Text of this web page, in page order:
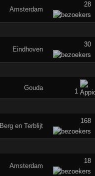
Amsterdam
28
Eindhoven
30
Gouda 1
Berg en Terblijt
168
Amsterdam
18